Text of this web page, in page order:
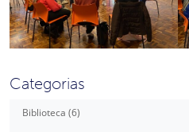
Categorias
Biblioteca (6)